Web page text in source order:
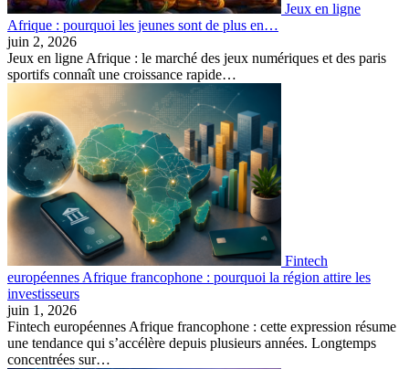
Jeux en ligne
Afrique : pourquoi les jeunes sont de plus en…
juin 2, 2026
Jeux en ligne Afrique : le marché des jeux numériques et des paris
sportifs connaît une croissance rapide…
Fintech
européennes Afrique francophone : pourquoi la région attire les
investisseurs
juin 1, 2026
Fintech européennes Afrique francophone : cette expression résume
une tendance qui s’accélère depuis plusieurs années. Longtemps
concentrées sur…